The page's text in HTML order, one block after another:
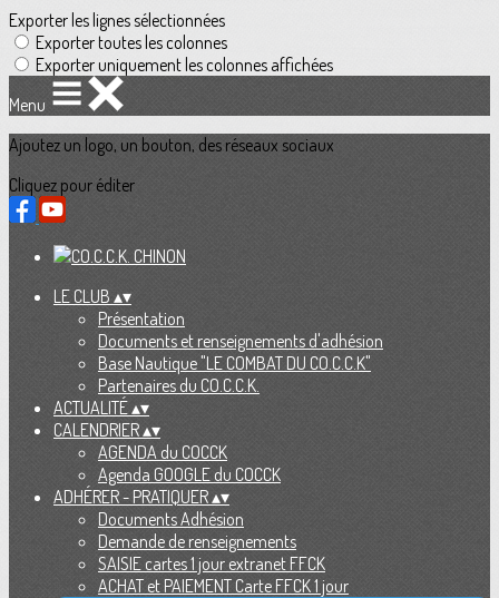
Exporter les lignes sélectionnées
Exporter toutes les colonnes
Exporter uniquement les colonnes affichées
Menu
Ajoutez un logo, un bouton, des réseaux sociaux
Cliquez pour éditer
LE CLUB ▴▾
Présentation
Documents et renseignements d'adhésion
Base Nautique "LE COMBAT DU CO.C.C.K"
Partenaires du CO.C.C.K.
ACTUALITÉ▴▾
CALENDRIER▴▾
AGENDA du COCCK
Agenda GOOGLE du COCCK
ADHÉRER - PRATIQUER▴▾
Documents Adhésion
Demande de renseignements
SAISIE cartes 1 jour extranet FFCK
ACHAT et PAIEMENT Carte FFCK 1 jour